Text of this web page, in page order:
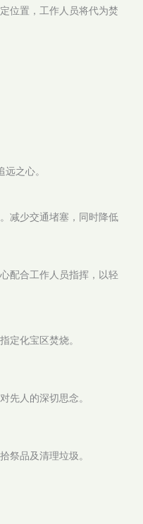
位置，工作人员将代为焚
之心。
减少交通堵塞，同时降低
配合工作人员指挥，以轻
定化宝区焚烧。
先人的深切思念。
祭品及清理垃圾。